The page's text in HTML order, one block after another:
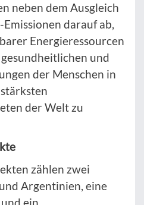
neben dem Ausgleich
darauf ab,
Energieressourcen
und
der Menschen in
der Welt zu
zählen zwei
Argentinien, eine